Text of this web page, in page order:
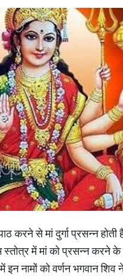
से मां दुर्गा प्रसन्न होती
में मां को प्रसन्न करने के
में इन नामों को वर्णन भगवान